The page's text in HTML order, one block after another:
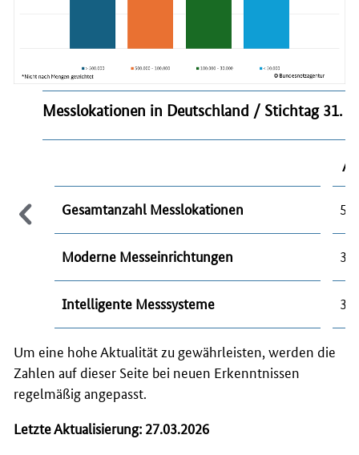
Messlokationen in Deutschland / Stichtag 31.
Gesamtanzahl Messlokationen
Moderne Messeinrichtungen
Intelligente Messsysteme
Um eine hohe Aktualität zu gewährleisten, werden die
Zahlen auf dieser Seite bei neuen Erkenntnissen
regelmäßig angepasst.
Letzte Aktualisierung: 27.03.2026